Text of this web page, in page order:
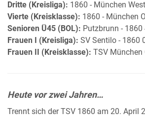
Dritte (Kreisliga): 1860 - München
Vierte (Kreisklasse): 1860 - München
Senioren Ü45 (BOL): Putzbrunn - 1860
Frauen I (Kreisliga): SV Sentilo - 1860
Frauen II (Kreisklasse): TSV München
Heute vor zwei Jahren…
Trennt sich der TSV 1860 am 20. April